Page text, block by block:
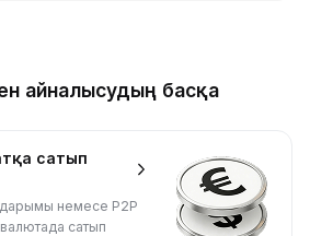
айналысудың басқа
сатып
немесе P2P
сатып